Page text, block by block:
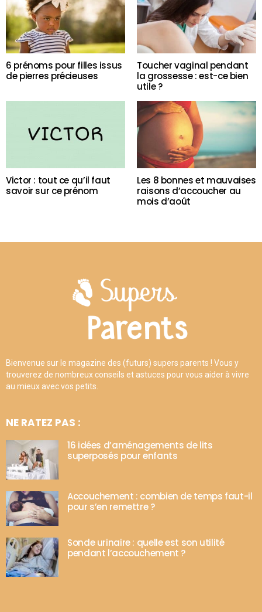
6 prénoms pour filles issus
de pierres précieuses
Toucher vaginal pendant
la grossesse : est-ce bien
utile ?
Victor : tout ce qu’il faut
savoir sur ce prénom
Les 8 bonnes et mauvaises
raisons d’accoucher au
mois d’août
Bienvenue sur le magazine des (futurs) supers parents ! Vous y
trouverez de nombreux conseils et astuces pour vous aider à vivre
au mieux avec vos petits.
NE RATEZ PAS :
16 idées d’aménagements de lits
superposés pour enfants
Accouchement : combien de temps faut-il
pour s’en remettre ?
Sonde urinaire : quelle est son utilité
pendant l’accouchement ?